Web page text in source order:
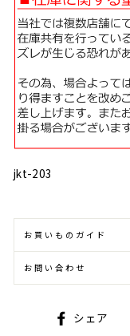
jkt-203
お買いものガイド
お問い合わせ
シェア